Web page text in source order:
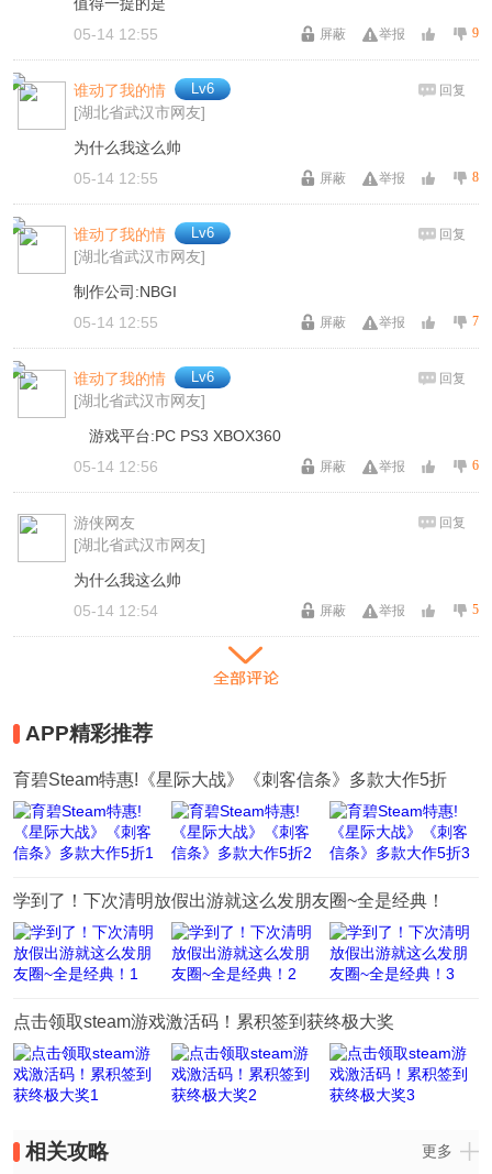
9
举报
屏蔽
05-14 12:55
谁动了我的情 Lv6
[湖北省武汉市网友]
回复
为什么我这么帅
8
举报
屏蔽
05-14 12:55
谁动了我的情 Lv6
[湖北省武汉市网友]
回复
制作公司:NBGI
7
举报
屏蔽
05-14 12:55
谁动了我的情 Lv6
[湖北省武汉市网友]
回复
游戏平台:PC PS3 XBOX360
6
举报
屏蔽
05-14 12:56
游侠网友
[湖北省武汉市网友]
回复
为什么我这么帅
5
举报
屏蔽
05-14 12:54
[湖北省武汉市网友]
本作着重强调合体奥义元素，第7班的小樱
举报
屏蔽
05-14 12:56
谁动了我的情 Lv6
游戏平台:PC PS3 XBOX360
举报
屏蔽
05-14 12:56
[湖北省武汉市网友]
值得一提的是
APP精彩推荐
育碧Steam特惠!《星际大战》《刺客信条》多款大作5折
学到了！下次清明放假出游就这么发朋友圈~全是经典！
点击领取steam游戏激活码！累积签到获终极大奖
相关攻略 更多